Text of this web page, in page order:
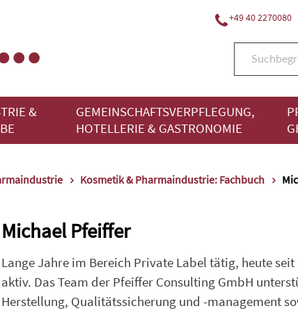
+49 40 2270080
&
GEMEINSCHAFTSVERPFLEGUNG,
HOTELLERIE & GASTRONOMIE
Kosmetik & Pharmaindustrie: Fachbuch
Michael Pfeiffer
Lange Jahre im Bereich Private Label tätig, heute
aktiv. Das Team der Pfeiffer Consulting GmbH
Herstellung, Qualitätssicherung und -management